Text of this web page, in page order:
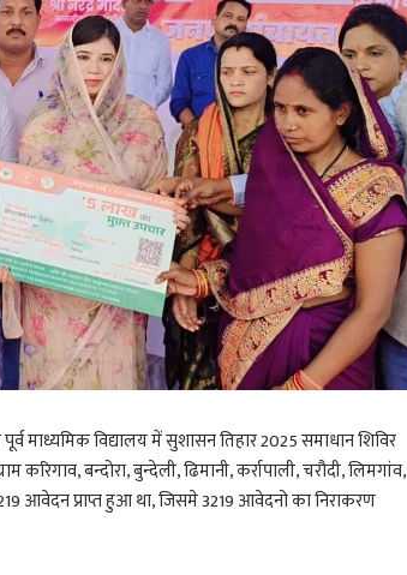
माध्यमिक विद्यालय में सुशासन तिहार 2025 समाधान शिविर
बन्दोरा, बुन्देली, ढिमानी, कर्रापाली, चरौदी, लिमगांव,
आवेदन प्राप्त हुआ था, जिसमे 3219 आवेदनो का निराकरण